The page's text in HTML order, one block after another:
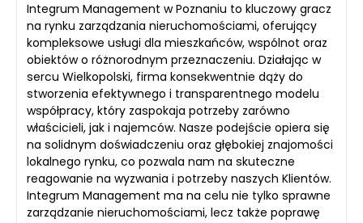
Integrum Management w Poznaniu to kluczowy gracz
na rynku zarządzania nieruchomościami, oferujący
kompleksowe usługi dla mieszkańców, wspólnot oraz
obiektów o różnorodnym przeznaczeniu. Działając w
sercu Wielkopolski, firma konsekwentnie dąży do
stworzenia efektywnego i transparentnego modelu
współpracy, który zaspokaja potrzeby zarówno
właścicieli, jak i najemców. Nasze podejście opiera się
na solidnym doświadczeniu oraz głębokiej znajomości
lokalnego rynku, co pozwala nam na skuteczne
reagowanie na wyzwania i potrzeby naszych Klientów.
Integrum Management ma na celu nie tylko sprawne
zarządzanie nieruchomościami, lecz także poprawę